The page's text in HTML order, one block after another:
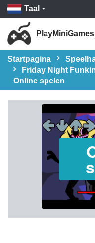
Taal
PlayMiniGames
Startpagina
Friday Night
Online spelen